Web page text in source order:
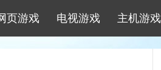
页游戏 电视游戏 主机游戏